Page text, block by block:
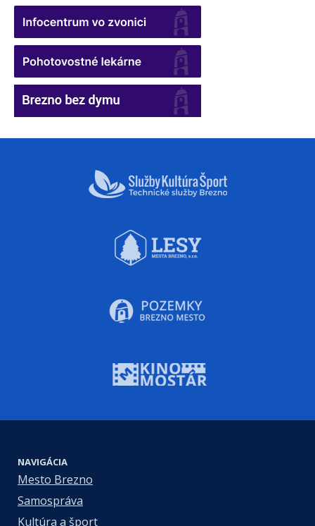
NAVIGÁCIA
Mesto Brezno
Samospráva
Kultúra a šport